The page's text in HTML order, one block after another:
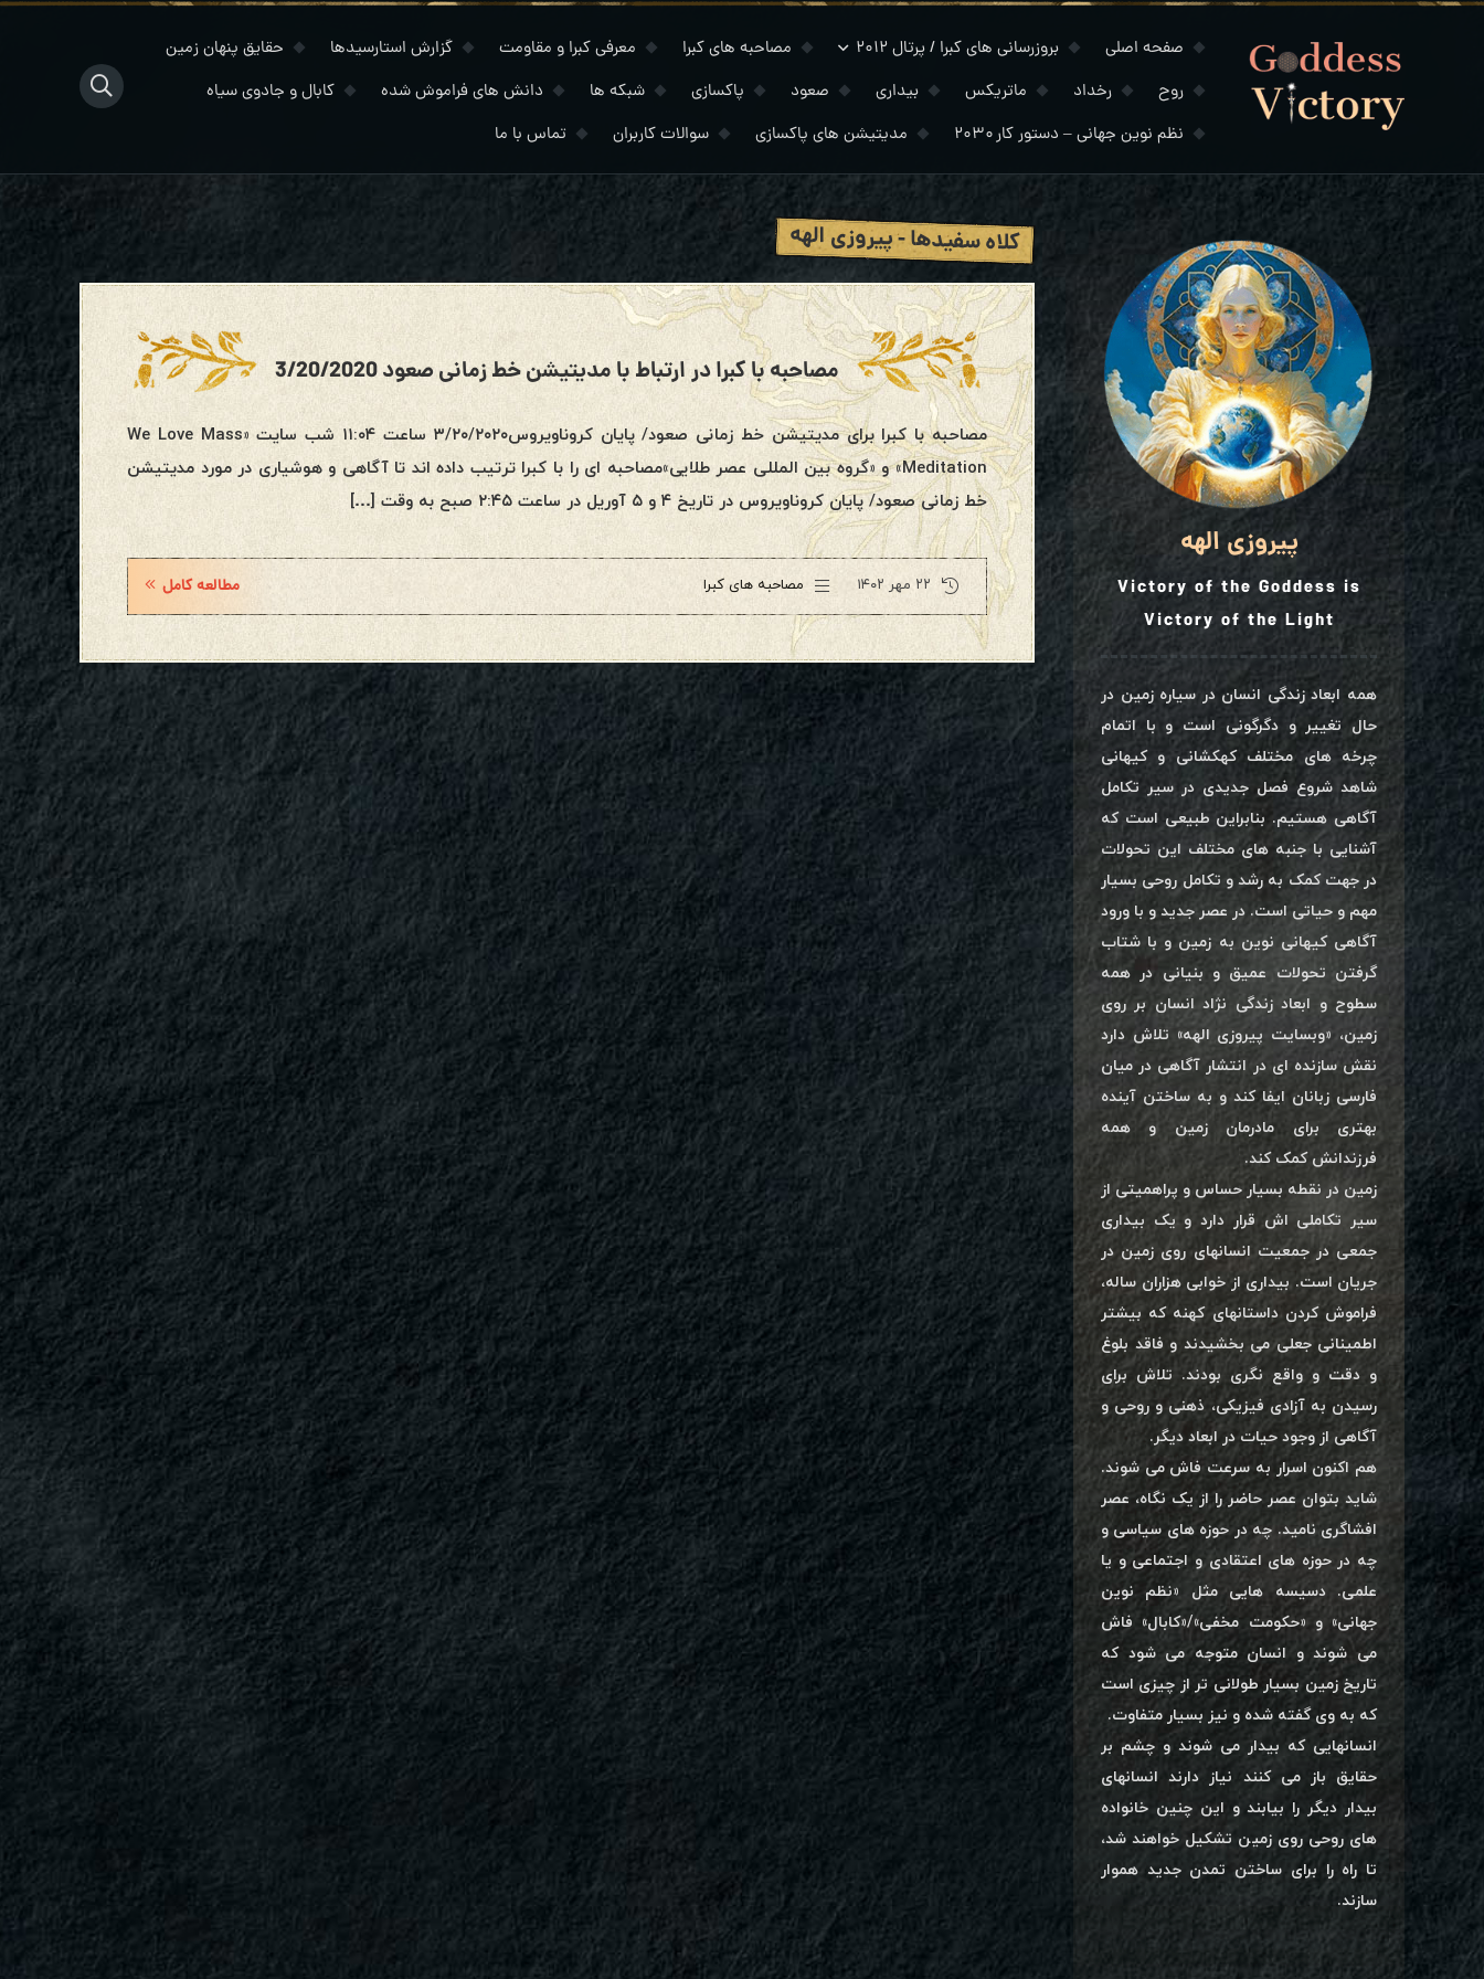
صفحه اصلی بروزرسانی های کبرا / پرتال ۲۰۱۲ مصاحبه های کبرا معرفی کبرا و مقاومت گزارش استارسیدها
حقایق پنهان زمین
روح
رخداد ماتریکس بیداری صعود پاکسازی شبکه ها دانش های فراموش شده
کابال و جادوی سیاه
نظم نوین جهانی – دستور کار ۲۰۳۰
مدیتیشن های پاکسازی سوالات کاربران تماس با ما
کلاه سفیدها - پیروزی الهه
مصاحبه با کبرا در ارتباط با مدیتیشن خط زمانی صعود 3/20/2020
مصاحبه با کبرا برای مدیتیشن خط زمانی صعود/ پایان کروناویروس۳/۲۰/۲۰۲۰ ساعت ۱۱:۰۴ شب سایت «We Love Mass
Meditation» و «گروه بین المللی عصر طلایی»مصاحبه ای را با کبرا ترتیب داده اند تا آگاهی و هوشیاری در مورد مدیتیشن
خط زمانی صعود/ پایان کروناویروس در تاریخ ۴ و ۵ آوریل در ساعت ۲:۴۵ صبح به وقت […]
۲۲ مهر ۱۴۰۲ مصاحبه های کبرا مطالعه کامل
پیروزی الهه
Victory of the Goddess is
Victory of the Light
همه ابعاد زندگی انسان در سیاره زمین در
حال تغییر و دگرگونی است و با اتمام
چرخه های مختلف کهکشانی و کیهانی
شاهد شروع فصل جدیدی در سیر تکامل
آگاهی هستیم. بنابراین طبیعی است که
آشنایی با جنبه های مختلف این تحولات
در جهت کمک به رشد و تکامل روحی بسیار
مهم و حیاتی است. در عصر جدید و با ورود
آگاهی کیهانی نوین به زمین و با شتاب
گرفتن تحولات عمیق و بنیانی در همه
سطوح و ابعاد زندگی نژاد انسان بر روی
زمین، «وبسایت پیروزی الهه» تلاش دارد
نقش سازنده ای در انتشار آگاهی در میان
فارسی زبانان ایفا کند و به ساختن آینده
بهتری برای مادرمان زمین و همه
فرزندانش کمک کند.
زمین در نقطه بسیار حساس و پراهمیتی از
سیر تکاملی اش قرار دارد و یک بیداری
جمعی در جمعیت انسانهای روی زمین در
جریان است. بیداری از خوابی هزاران ساله،
فراموش کردن داستانهای کهنه که بیشتر
اطمینانی جعلی می بخشیدند و فاقد بلوغ
و دقت و واقع نگری بودند. تلاش برای
رسیدن به آزادی فیزیکی، ذهنی و روحی و
آگاهی از وجود حیات در ابعاد دیگر.
هم اکنون اسرار به سرعت فاش می شوند.
شاید بتوان عصر حاضر را از یک نگاه، عصر
افشاگری نامید. چه در حوزه های سیاسی و
چه در حوزه های اعتقادی و اجتماعی و یا
علمی. دسیسه هایی مثل «نظم نوین
جهانی» و «حکومت مخفی»/«کابال» فاش
می شوند و انسان متوجه می شود که
تاریخ زمین بسیار طولانی تر از چیزی است
که به وی گفته شده و نیز بسیار متفاوت.
انسانهایی که بیدار می شوند و چشم بر
حقایق باز می کنند نیاز دارند انسانهای
بیدار دیگر را بیابند و این چنین خانواده
های روحی روی زمین تشکیل خواهند شد،
تا راه را برای ساختن تمدن جدید هموار
سازند.